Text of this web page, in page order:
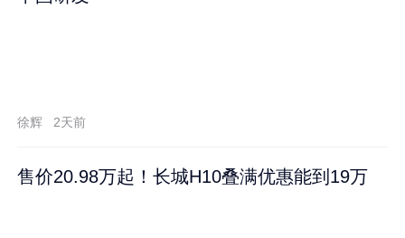
徐辉 2天前
售价20.98万起！长城H10叠满优惠能到19万